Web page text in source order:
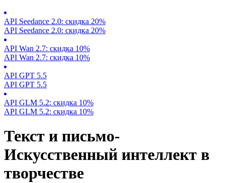
API Seedance 2.0: скидка 20%
API Seedance 2.0: скидка 20%
API Wan 2.7: скидка 10%
API Wan 2.7: скидка 10%
API GPT 5.5
API GPT 5.5
API GLM 5.2: скидка 10%
API GLM 5.2: скидка 10%
Текст и письмо-
Искусственный интеллект в
творчестве